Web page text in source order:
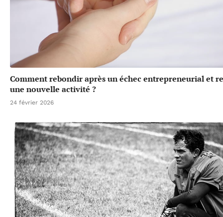
Comment rebondir après un échec entrepreneurial et
une nouvelle activité ?
24 février 2026